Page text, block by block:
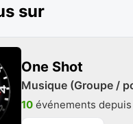
sur
One Shot
Musique (Groupe /
10 événements depuis